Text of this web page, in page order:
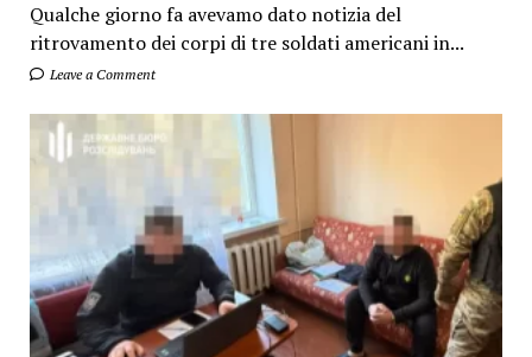
Qualche giorno fa avevamo dato notizia del
ritrovamento dei corpi di tre soldati americani in...
Leave a Comment